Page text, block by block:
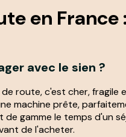
en France
avec le sien ?
route, c'est cher, fragile
machine prête,
gamme le temps d'un
de l'acheter.